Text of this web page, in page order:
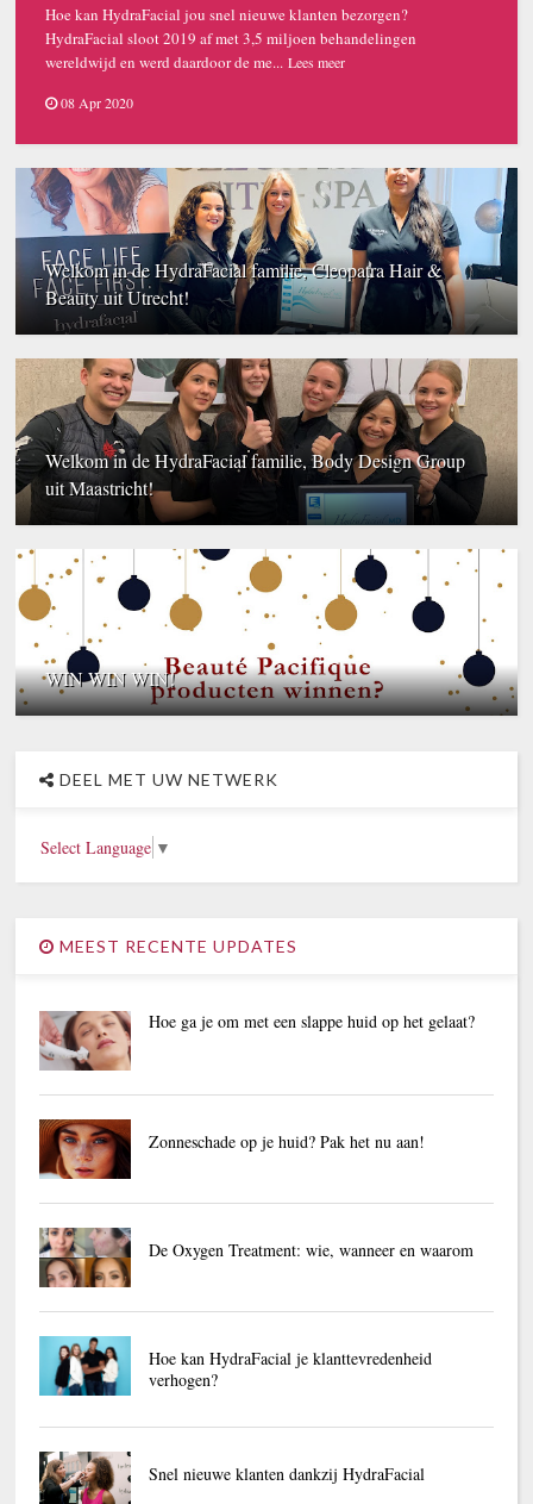
Hoe kan HydraFacial jou snel nieuwe klanten bezorgen?
HydraFacial sloot 2019 af met 3,5 miljoen behandelingen
wereldwijd en werd daardoor de me... Lees meer
08 Apr 2020
Welkom in de HydraFacial familie, Cleopatra Hair &
Beauty uit Utrecht!
Welkom in de HydraFacial familie, Body Design Group
uit Maastricht!
WIN WIN WIN!
DEEL MET UW NETWERK
Select Language ▼
MEEST RECENTE UPDATES
Hoe ga je om met een slappe huid op het gelaat?
Zonneschade op je huid? Pak het nu aan!
De Oxygen Treatment: wie, wanneer en waarom
Hoe kan HydraFacial je klanttevredenheid
verhogen?
Snel nieuwe klanten dankzij HydraFacial